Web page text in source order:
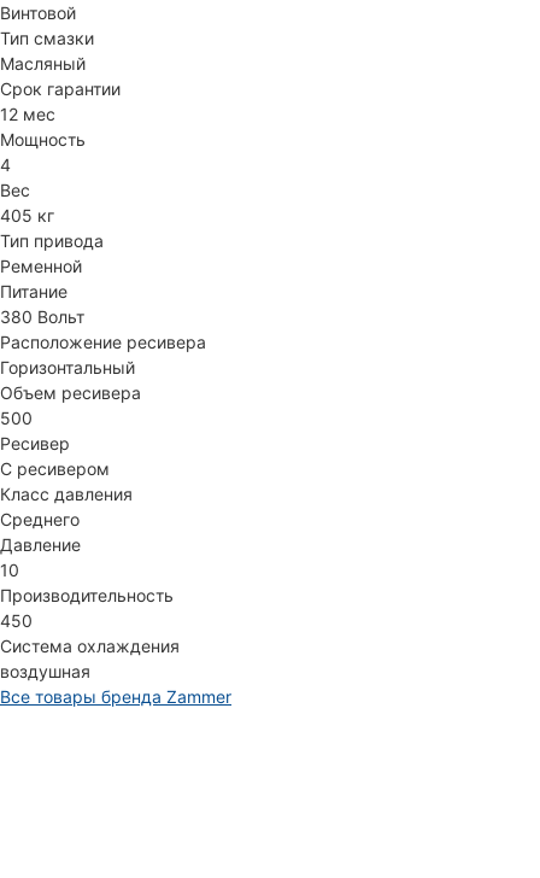
Винтовой
Тип смазки
Масляный
Срок гарантии
12 мес
Мощность
4
Вес
405 кг
Тип привода
Ременной
Питание
380 Вольт
Расположение ресивера
Горизонтальный
Объем ресивера
500
Ресивер
С ресивером
Класс давления
Среднего
Давление
10
Производительность
450
Система охлаждения
воздушная
Все товары бренда Zammer